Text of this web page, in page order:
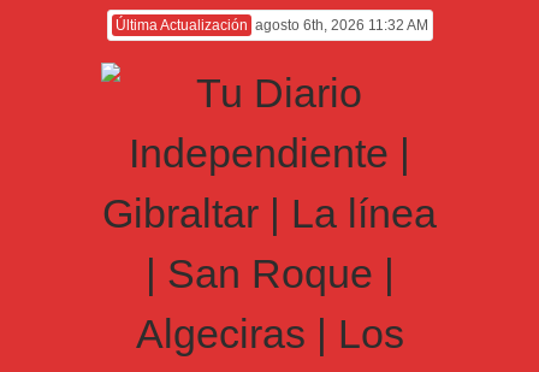
Última Actualización agosto 6th, 2026 11:32 AM